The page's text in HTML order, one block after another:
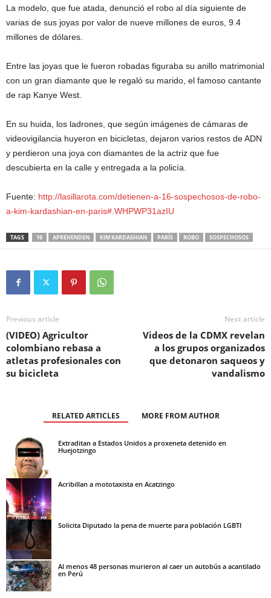
La modelo, que fue atada, denunció el robo al día siguiente de
varias de sus joyas por valor de nueve millones de euros, 9.4
millones de dólares.
Entre las joyas que le fueron robadas figuraba su anillo matrimonial
con un gran diamante que le regaló su marido, el famoso cantante
de rap Kanye West.
En su huida, los ladrones, que según imágenes de cámaras de
videovigilancia huyeron en bicicletas, dejaron varios restos de ADN
y perdieron una joya con diamantes de la actriz que fue
descubierta en la calle y entregada a la policía.
Fuente: http://lasillarota.com/detienen-a-16-sospechosos-de-robo-
a-kim-kardashian-en-paris#.WHPWP31azIU
TAGS 16 APREHENDEN KIM KARDASHIAN PARÍS ROBO SOSPECHOSOS
Previous article
(VIDEO) Agricultor
colombiano rebasa a
atletas profesionales con
su bicicleta
Next article
Videos de la CDMX revelan
a los grupos organizados
que detonaron saqueos y
vandalismo
RELATED ARTICLES MORE FROM AUTHOR
Extraditan a Estados Unidos a proxeneta detenido en
Huejotzingo
Acribillan a mototaxista en Acatzingo
Solicita Diputado la pena de muerte para población LGBTI
Al menos 48 personas murieron al caer un autobús a acantilado
en Perú